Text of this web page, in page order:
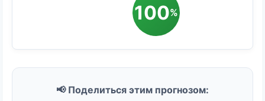
100%
📢 Поделиться этим прогнозом: